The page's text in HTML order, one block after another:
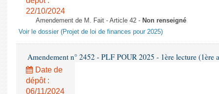
22/10/2024
Amendement de M. Fait - Article 42 - Non renseigné
Voir le dossier (Projet de loi de finances pour 2025)
Amendement n° 2452 - PLF POUR 2025 - 1ère lecture (1ère
Date de
dépôt :
06/11/2024